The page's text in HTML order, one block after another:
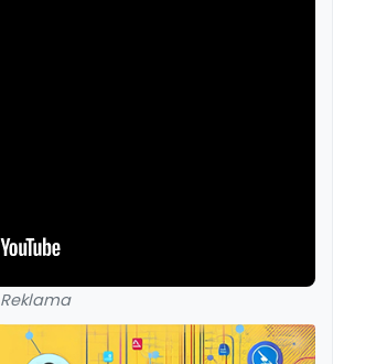
Reklama